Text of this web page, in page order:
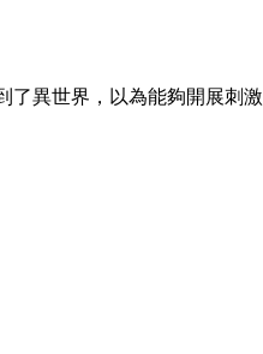
了異世界，以為能夠開展刺